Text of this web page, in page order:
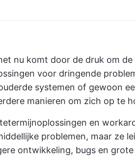
nu komt door de druk om
voor dringende
systemen of gewoon
manieren om zich op te
en
problemen, maar ze
ontwikkeling, bugs en